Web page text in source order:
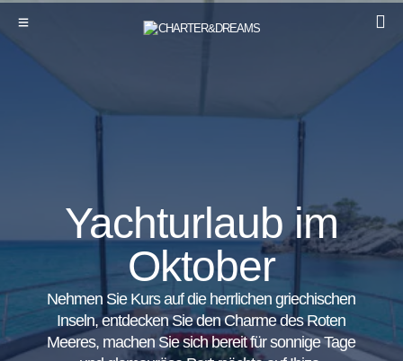
Yachturlaub im
Oktober
Nehmen Sie Kurs auf die herrlichen griechischen
Inseln, entdecken Sie den Charme des Roten
Meeres, machen Sie sich bereit für sonnige Tage